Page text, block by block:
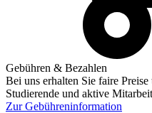
Gebühren & Bezahlen
Bei uns erhalten Sie faire
Studierende und aktive
ZurGebühreninformation